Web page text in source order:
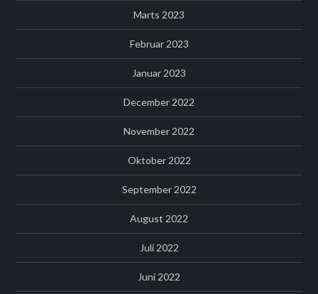
Marts 2023
Februar 2023
Januar 2023
December 2022
November 2022
Oktober 2022
September 2022
August 2022
Juli 2022
Juni 2022